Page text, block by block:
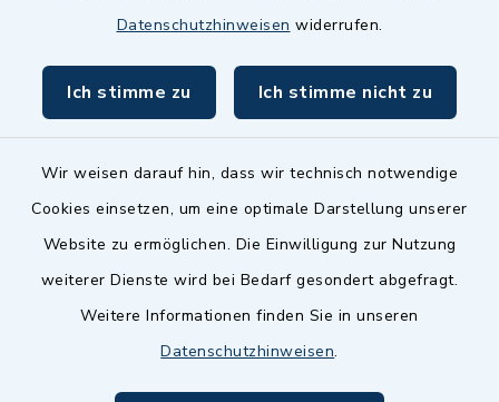
Datenschutzhinweisen widerrufen.
Ich stimme zu Ich stimme nicht zu
Wir weisen darauf hin, dass wir technisch notwendige
Cookies einsetzen, um eine optimale Darstellung unserer
Website zu ermöglichen. Die Einwilligung zur Nutzung
weiterer Dienste wird bei Bedarf gesondert abgefragt.
Weitere Informationen finden Sie in unseren
Datenschutzhinweisen.
inixmedia GmbH
Barrierefreiheit